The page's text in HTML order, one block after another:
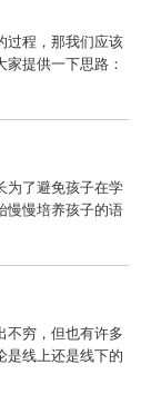
过程，那我们应该
提供一下思路：
为了避免孩子在学
慢慢培养孩子的语
不穷，但也有许多
是线上还是线下的